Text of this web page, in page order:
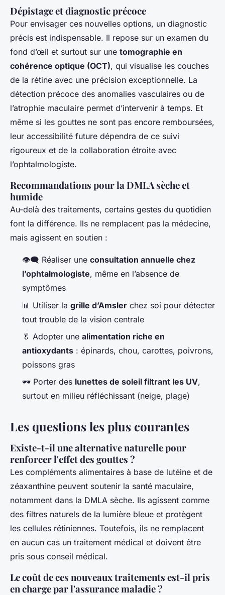
Dépistage et diagnostic précoce
Pour envisager ces nouvelles options, un diagnostic
précis est indispensable. Il repose sur un examen du
fond d’œil et surtout sur une tomographie en
cohérence optique (OCT), qui visualise les couches
de la rétine avec une précision exceptionnelle. La
détection précoce des anomalies vasculaires ou de
l’atrophie maculaire permet d’intervenir à temps. Et
même si les gouttes ne sont pas encore remboursées,
leur accessibilité future dépendra de ce suivi
rigoureux et de la collaboration étroite avec
l’ophtalmologiste.
Recommandations pour la DMLA sèche et
humide
Au-delà des traitements, certains gestes du quotidien
font la différence. Ils ne remplacent pas la médecine,
mais agissent en soutien :
👁️‍🗨️ Réaliser une consultation annuelle chez
l’ophtalmologiste, même en l’absence de
symptômes
📊 Utiliser la grille d’Amsler chez soi pour détecter
tout trouble de la vision centrale
🥬 Adopter une alimentation riche en
antioxydants : épinards, chou, carottes, poivrons,
poissons gras
🕶️ Porter des lunettes de soleil filtrant les UV,
surtout en milieu réfléchissant (neige, plage)
Les questions les plus courantes
Existe-t-il une alternative naturelle pour
renforcer l'effet des gouttes ?
Les compléments alimentaires à base de lutéine et de
zéaxanthine peuvent soutenir la santé maculaire,
notamment dans la DMLA sèche. Ils agissent comme
des filtres naturels de la lumière bleue et protègent
les cellules rétiniennes. Toutefois, ils ne remplacent
en aucun cas un traitement médical et doivent être
pris sous conseil médical.
Le coût de ces nouveaux traitements est-il pris
en charge par l'assurance maladie ?